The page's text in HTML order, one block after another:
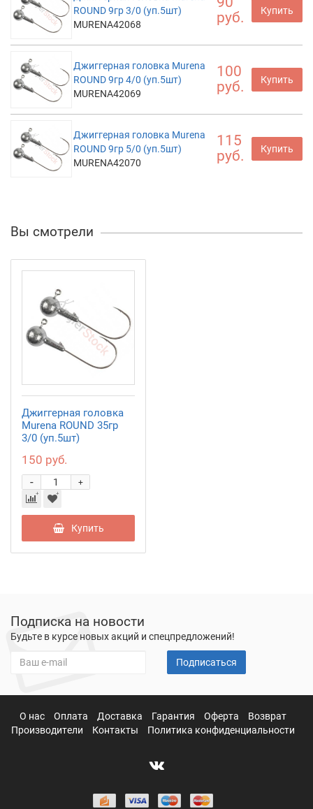
ROUND 9гр 3/0 (уп.5шт)
MURENA42068
руб.
Купить
Джиггерная головка Murena
ROUND 9гр 4/0 (уп.5шт)
MURENA42069
100
руб.
Купить
Джиггерная головка Murena
ROUND 9гр 5/0 (уп.5шт)
MURENA42070
115
руб.
Купить
Вы смотрели
Джиггерная головка
Murena ROUND 35гр
3/0 (уп.5шт)
150 руб.
+
-
Купить
Подписка на новости
Будьте в курсе новых акций и спецпредложений!
Подписаться
О нас Оплата Доставка Гарантия Оферта
Возврат
Производители
Контакты Политика конфиденциальности